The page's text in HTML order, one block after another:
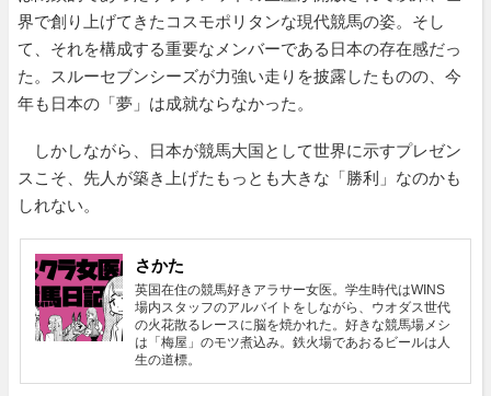
界で創り上げてきたコスモポリタンな現代競馬の姿。そし
て、それを構成する重要なメンバーである日本の存在感だっ
た。スルーセブンシーズが力強い走りを披露したものの、今
年も日本の「夢」は成就ならなかった。
しかしながら、日本が競馬大国として世界に示すプレゼン
スこそ、先人が築き上げたもっとも大きな「勝利」なのかも
しれない。
さかた
英国在住の競馬好きアラサー女医。学生時代はWINS
場内スタッフのアルバイトをしながら、ウオダス世代
の火花散るレースに脳を焼かれた。好きな競馬場メシ
は「梅屋」のモツ煮込み。鉄火場であおるビールは人
生の道標。